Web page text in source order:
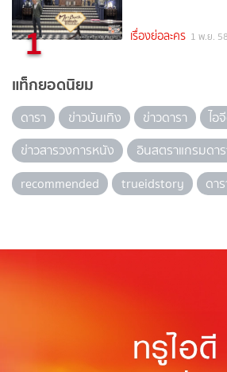
1 เรื่องย่อละคร 1 พ.ย. 58
แท็กยอดนิยม
ดารา ข่าวบันเทิง ข่าวดารา
ไอ
ข่าวสารวงการหนัง
อินสตราแกรมดา
recommended
trueidstory ดา